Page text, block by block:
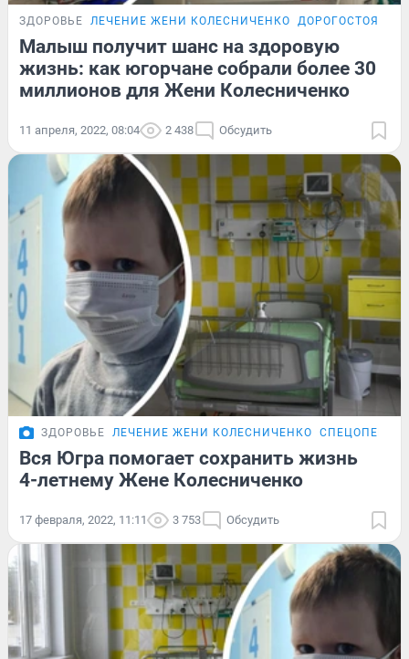
ЗДОРОВЬЕ ЛЕЧЕНИЕ ЖЕНИ КОЛЕСНИЧЕНКО ДОРОГОСТОЯЩЕЕ
Малыш получит шанс на здоровую
жизнь: как югорчане собрали более 30
миллионов для Жени Колесниченко
11 апреля, 2022, 08:04 2 438 Обсудить
ЗДОРОВЬЕ ЛЕЧЕНИЕ ЖЕНИ КОЛЕСНИЧЕНКО
Вся Югра помогает сохранить жизнь
4-летнему Жене Колесниченко
17 февраля, 2022, 11:11 3 753 Обсудить